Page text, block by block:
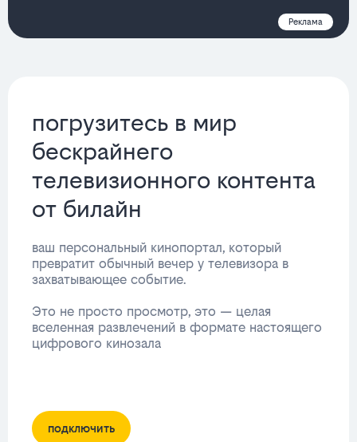
Реклама
погрузитесь в мир
бескрайнего
телевизионного контента
от билайн
ваш персональный кинопортал, который
превратит обычный вечер у телевизора в
захватывающее событие.
Это не просто просмотр, это — целая
вселенная развлечений в формате настоящего
цифрового кинозала
подключить